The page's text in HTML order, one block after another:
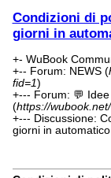
Condizioni di
giorni in
+- WuBook
+-- Forum: NEWS (
fid=1)
+--- Forum: 💬
(https://
+--- Discussione:
giorni in